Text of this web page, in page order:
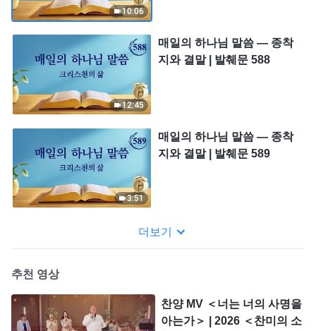
10:06
12:45
매일의 하나님 말씀 ― 종착
지와 결말 | 발췌문 588
3:51
매일의 하나님 말씀 ― 종착
지와 결말 | 발췌문 589
더보기
추천 영상
찬양 MV ＜너는 너의 사명을
아는가＞ | 2026 ＜찬미의 소